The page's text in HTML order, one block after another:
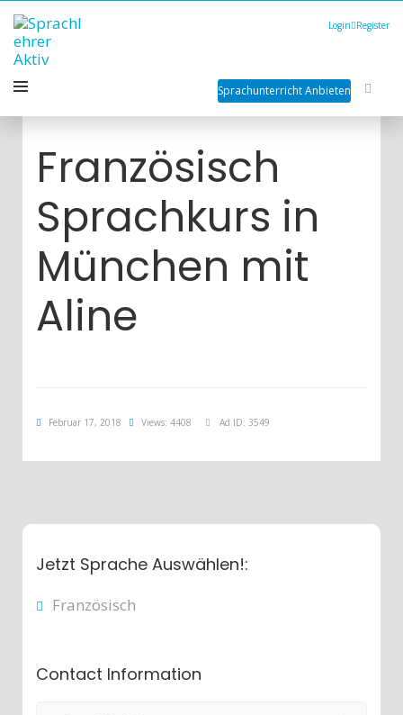
Login Register
Sprachunterricht Anbieten
Französisch
Sprachkurs in
München mit
Aline
Februar 17, 2018 Views: 4408 Ad ID: 3549
Jetzt Sprache Auswählen!:
Französisch
Contact Information